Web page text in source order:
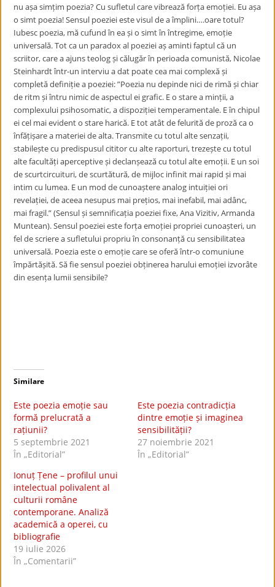
nu așa simțim poezia? Cu sufletul care vibrează forța emoției. Eu așa
o simt poezia! Sensul poeziei este visul de a împlini….oare totul?
Iubesc poezia, mă cufund în ea și o simt în întregime, emoție
universală. Tot ca un paradox al poeziei aș aminti faptul că un
scriitor, care a ajuns teolog și călugăr în perioada comunistă, Nicolae
Steinhardt într-un interviu a dat poate cea mai complexă și
completă definiție a poeziei: ”Poezia nu depinde nici de rimă și chiar
de ritm și întru nimic de aspectul ei grafic. E o stare a minții, a
complexului psihosomatic, a dispoziției temperamentale. E în chipul
ei cel mai evident o stare harică. E tot atât de felurită de proză ca o
înfățișare a materiei de alta. Transmite cu totul alte senzații,
stabilește cu predispusul cititor cu alte raporturi, trezește cu totul
alte facultăți aperceptive și declanșează cu totul alte emoții. E un soi
de scurtcircuituri, de scurtătură, de mijloc infinit mai rapid și mai
intim cu lumea. E un mod de cunoaștere analog intuiției ori
revelației, de aceea nesupus mai prețios, mai inefabil, mai adânc,
mai fragil.” (Sensul și semnificația poeziei fixe, Ana Vizitiv, Armanda
Muntean). Sensul poeziei este forța emoției propriei cunoașteri, un
fel de scriere a sufletului propriu în consonanță cu sensibilitatea
universală. Poezia este o emoție care se oferă într-o comuniune
împărtășită. Să fie sensul poeziei obținerea harului emoției izvorâte
din esența lumii sensibile?
Similare
Este poezia emoție sau
formă prelucrată a
rațiunii?
5 septembrie 2021
În „Editorial”
Este poezia contradicția
dintre emoție și imaginea
sensibilității?
27 noiembrie 2021
În „Editorial”
Ionuț Țene – profilul unui
intelectual polivalent al
culturii române
contemporane. Analiză
academică a operei, cu
bibliografie
19 iulie 2026
În „Comentarii”